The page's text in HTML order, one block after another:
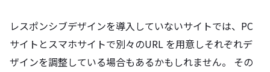
レスポンシブデザインを導入していないサイトでは、PC
サイトとスマホサイトで別々のURL を用意しそれぞれデ
ザインを調整している場合もあるかもしれません。 その